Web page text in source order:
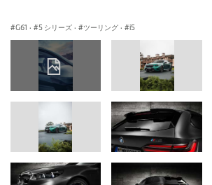
G61 · 5 シリーズ · ツーリング · i5